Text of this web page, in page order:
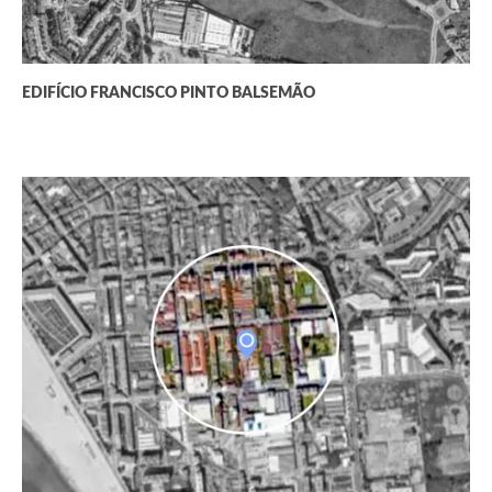
EDIFÍCIO FRANCISCO PINTO BALSEMÃO